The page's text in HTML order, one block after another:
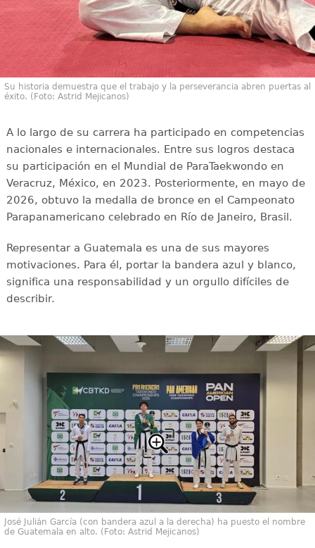
Su historia demuestra que el trabajo y la perseverancia abren puertas al
éxito. (Foto: Astrid Mejicanos)
A lo largo de su carrera ha participado en competencias
nacionales e internacionales. Entre sus logros destaca
su participación en el Mundial de ParaTaekwondo en
Veracruz, México, en 2023. Posteriormente, en mayo de
2026, obtuvo la medalla de bronce en el Campeonato
Parapanamericano celebrado en Río de Janeiro, Brasil.
Representar a Guatemala es una de sus mayores
motivaciones. Para él, portar la bandera azul y blanco,
significa una responsabilidad y un orgullo difíciles de
describir.
José Julián García (con bandera azul a la derecha) ha puesto el nombre
de Guatemala en alto. (Foto: Astrid Mejicanos)